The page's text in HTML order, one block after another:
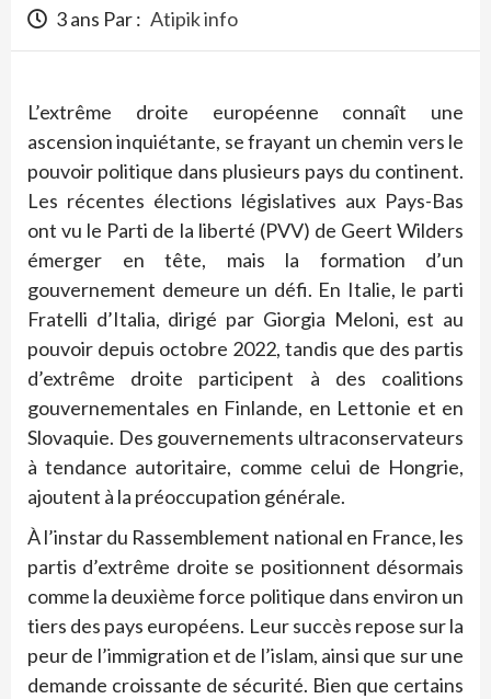
3 ans Par : Atipik info
L’extrême droite européenne connaît une
ascension inquiétante, se frayant un chemin vers le
pouvoir politique dans plusieurs pays du continent.
Les récentes élections législatives aux Pays-Bas
ont vu le Parti de la liberté (PVV) de Geert Wilders
émerger en tête, mais la formation d’un
gouvernement demeure un défi. En Italie, le parti
Fratelli d’Italia, dirigé par Giorgia Meloni, est au
pouvoir depuis octobre 2022, tandis que des partis
d’extrême droite participent à des coalitions
gouvernementales en Finlande, en Lettonie et en
Slovaquie. Des gouvernements ultraconservateurs
à tendance autoritaire, comme celui de Hongrie,
ajoutent à la préoccupation générale.
À l’instar du Rassemblement national en France, les
partis d’extrême droite se positionnent désormais
comme la deuxième force politique dans environ un
tiers des pays européens. Leur succès repose sur la
peur de l’immigration et de l’islam, ainsi que sur une
demande croissante de sécurité. Bien que certains